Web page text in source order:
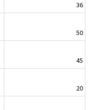
36
50
45
20